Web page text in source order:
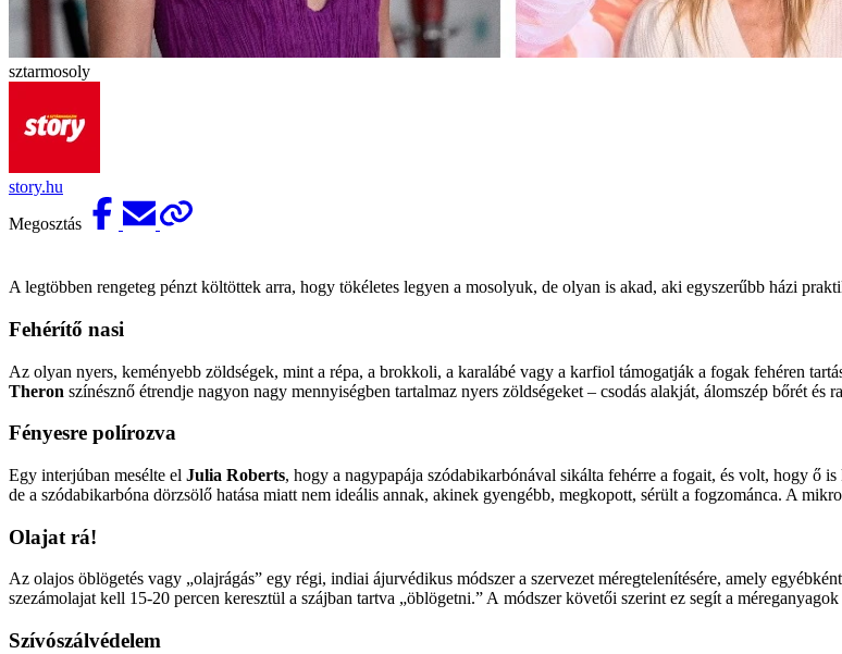
sztarmosoly
story.hu
Megosztás
A legtöbben rengeteg pénzt költöttek arra, hogy tökéletes legyen a mosolyuk, de olyan is akad, aki egyszerűbb házi
Fehérítő nasi
Az olyan nyers, keményebb zöldségek, mint a répa, a brokkoli, a karalábé vagy a karfiol támogatják a fogak fehéren
Theron színésznő étrendje nagyon nagy mennyiségben tartalmaz nyers zöldségeket – csodás alakját, álomszép bőrét és
Fényesre polírozva
Egy interjúban mesélte el Julia Roberts, hogy a nagypapája szódabikarbónával sikálta fehérre a fogait, és volt, hogy ő
de a szódabikarbóna dörzsölő hatása miatt nem ideális annak, akinek gyengébb, megkopott, sérült a fogzománca. A
Olajat rá!
Az olajos öblögetés vagy „olajrágás” egy régi, indiai ájurvédikus módszer a szervezet méregtelenítésére, amely
szezámolajat kell 15-20 percen keresztül a szájban tartva „öblögetni.” A módszer követői szerint ez segít a
Szívószálvédelem